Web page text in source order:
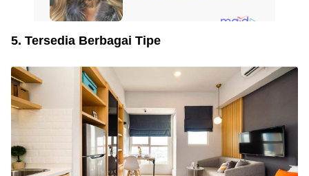
5. Tersedia Berbagai Tipe